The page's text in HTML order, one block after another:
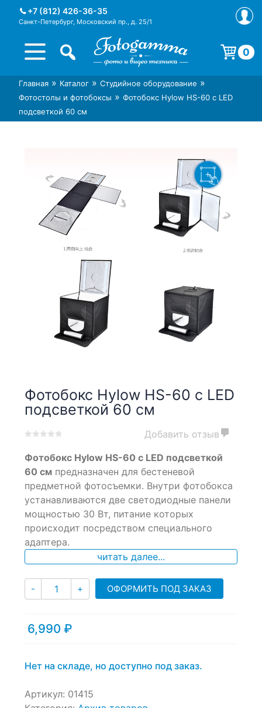
+7 (812) 426-36-35
Санкт-Петербург, Московский пр., д. 25/1
Интернет-магазин фототехники
Foto-Gamma в СПб
Магазин фотоаксессуаров foto-
gamma.ru
0
Корзина пуста.
Главная » Каталог » Студийное оборудование »
Фотостолы и фотобоксы » Фотобокс Hylow HS-60 с LED
подсветкой 60 см
Фотобокс Hylow HS-60 с LED
подсветкой 60 см
out
based
on
customer
ratings
Добавить отзыв
Фотобокс Hylow HS-60 с LED подсветкой
60 см предназначен для беcтеневой
предметной фотосъемки. Внутри фотобокса
устанавливаются две светодиодные панели
мощностью 30 Вт, питание которых
происходит посредством специального
адаптера.
читать далее...
- Количество
+ ОФОРМИТЬ ПОД ЗАКАЗ
6,990 ₽
Нет на складе, но доступно под заказ.
Артикул: 01415